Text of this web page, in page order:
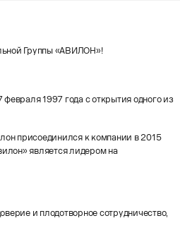
Группы «АВИЛОН»!
1997 года с открытия одного из
присоединился к компании в 2015
является лидером на
и плодотворное сотрудничество,